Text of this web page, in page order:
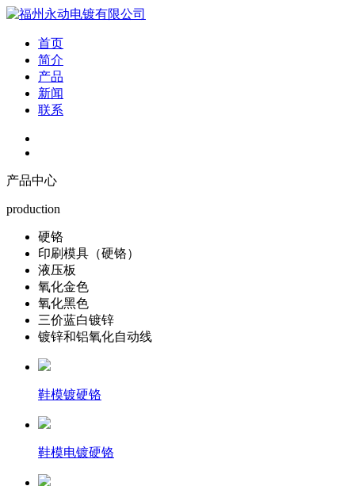
首页
简介
产品
新闻
联系
产品中心
production
硬铬
印刷模具（硬铬）
液压板
氧化金色
氧化黑色
三价蓝白镀锌
镀锌和铝氧化自动线
鞋模镀硬铬
鞋模电镀硬铬